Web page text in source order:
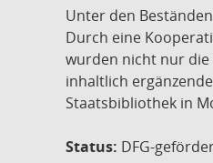
Unter den
Durch eine
wurden nicht nur
inhaltlich
Staatsbibliothek in
Status: DFG-